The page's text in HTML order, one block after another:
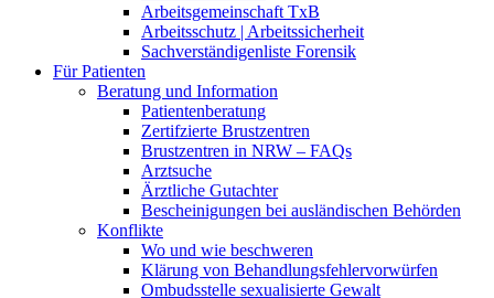
Arbeitsgemeinschaft TxB
Arbeitsschutz | Arbeitssicherheit
Sachverständigenliste Forensik
Für Patienten
Beratung und Information
Patientenberatung
Zertifzierte Brustzentren
Brustzentren in NRW – FAQs
Arztsuche
Ärztliche Gutachter
Bescheinigungen bei ausländischen Behörden
Konflikte
Wo und wie beschweren
Klärung von Behandlungsfehlervorwürfen
Ombudsstelle sexualisierte Gewalt